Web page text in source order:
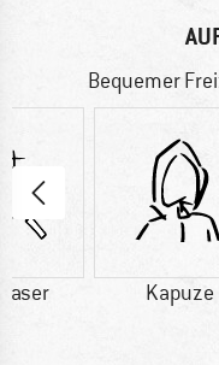
Bequemer
Kapuze